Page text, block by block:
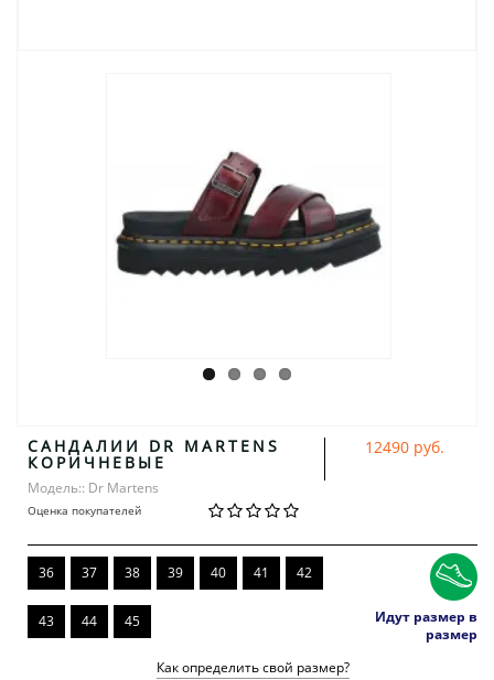
САНДАЛИИ DR MARTENS
КОРИЧНЕВЫЕ
Модель:: Dr Martens
Оценка покупателей
12490 руб.
36 37 38 39 40 41 42
43 44 45
Идут размер в
размер
Как определить свой размер?